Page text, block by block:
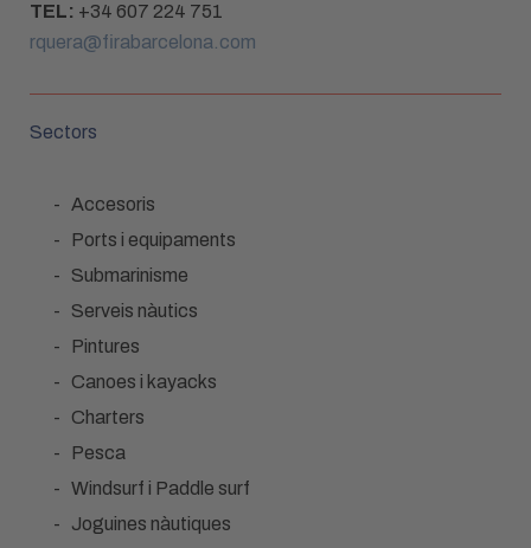
TEL: +34 607 224 751
rquera@firabarcelona.com
Sectors
Accesoris
Ports i equipaments
Submarinisme
Serveis nàutics
Pintures
Canoes i kayacks
Charters
Pesca
Windsurf i Paddle surf
Joguines nàutiques